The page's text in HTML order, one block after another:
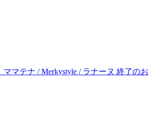
ママテナ / Merkystyle / ラナーヌ 終了のお